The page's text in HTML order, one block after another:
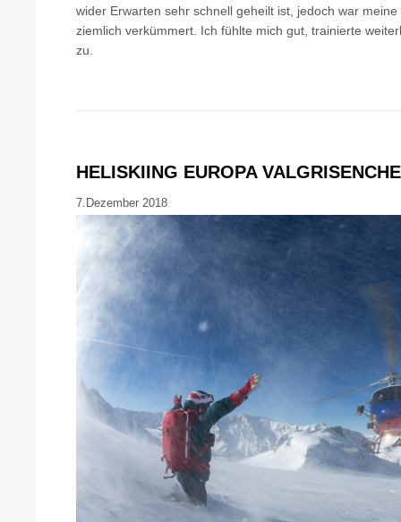
wider Erwarten sehr schnell geheilt ist, jedoch war
ziemlich verkümmert. Ich fühlte mich gut, trainierte
zu.
HELISKIING EUROPA VALGRISENCHE
7.Dezember 2018